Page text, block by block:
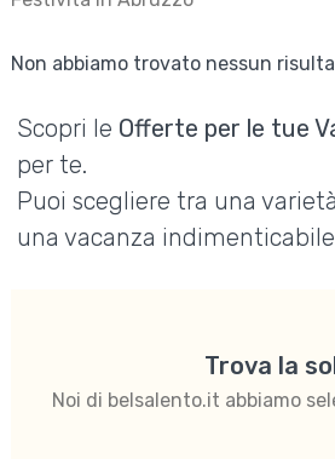
Non abbiamo trovato nessun
Scopri le Offerte per le tue
per te.
Puoi scegliere tra una
una vacanza
Trova la
Noi di belsalento.it abbiamo